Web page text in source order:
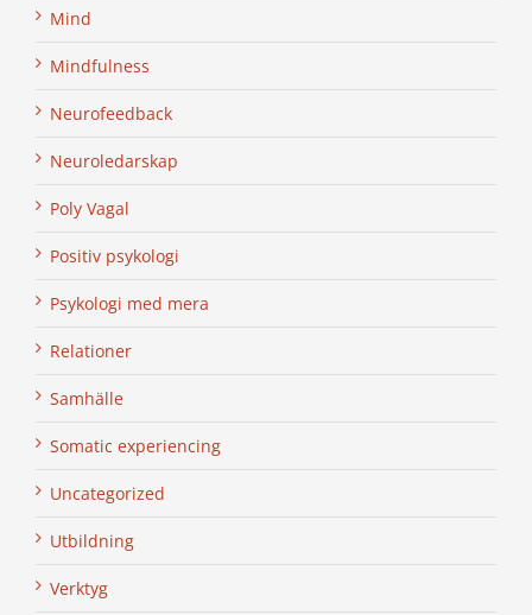
Mind
Mindfulness
Neurofeedback
Neuroledarskap
Poly Vagal
Positiv psykologi
Psykologi med mera
Relationer
Samhälle
Somatic experiencing
Uncategorized
Utbildning
Verktyg